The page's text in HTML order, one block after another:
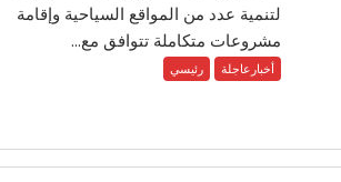
لتنمية عدد من المواقع السياحية وإقامة
مشروعات متكاملة تتوافق مع...
أخبارعاجلة رئيسي